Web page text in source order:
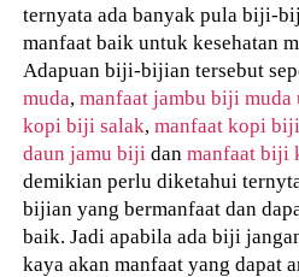
ternyata ada banyak pula biji-
manfaat baik untuk kesehatan
Adapuan biji-bijian tersebut
muda,manfaat jambu biji muda
kopi biji salak,manfaat kopi
daun jamu biji danmanfaat biji
demikian perlu diketahui
bijian yang bermanfaat dan
baik. Jadi apabila ada biji
kaya akan manfaat yang dapat